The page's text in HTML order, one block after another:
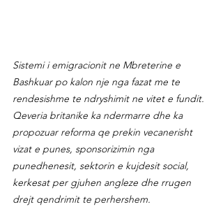
Sistemi i emigracionit ne Mbreterine e
Bashkuar po kalon nje nga fazat me te
rendesishme te ndryshimit ne vitet e fundit.
Qeveria britanike ka ndermarre dhe ka
propozuar reforma qe prekin vecanerisht
vizat e punes, sponsorizimin nga
punedhenesit, sektorin e kujdesit social,
kerkesat per gjuhen angleze dhe rrugen
drejt qendrimit te perhershem.